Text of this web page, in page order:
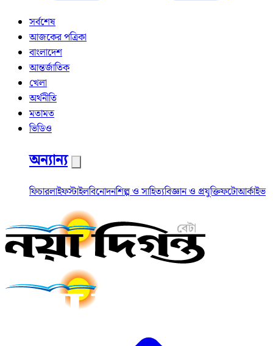
সর্বশেষ
আজকের পত্রিকা
বাংলাদেশ
আন্তর্জাতিক
খেলা
অর্থনীতি
মতামত
ভিডিও
অন্যান্য
ফিচারলাইফস্টাইলবিনোদনশিল্প ও সাহিত্যবিজ্ঞান ও প্রযুক্তিফটোআর্কাইভ